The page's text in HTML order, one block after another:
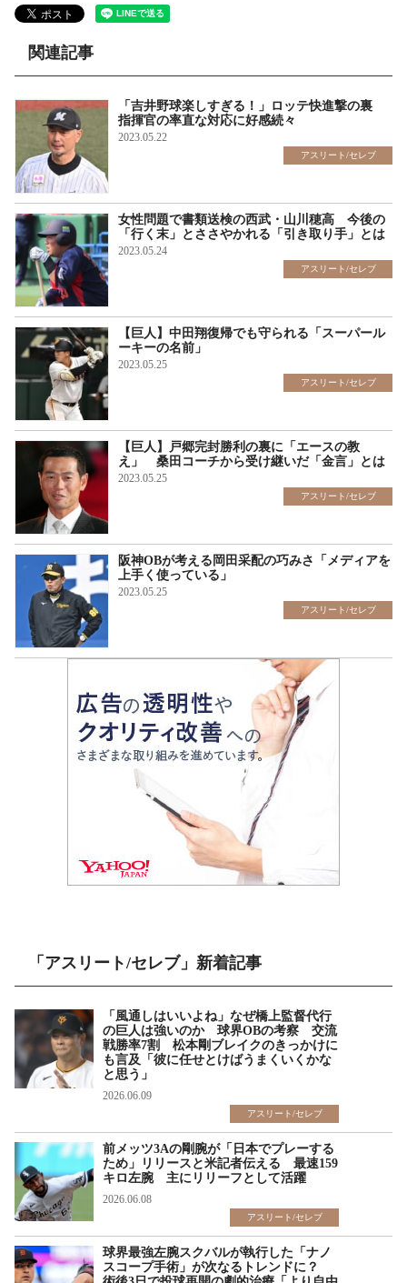
関連記事
「吉井野球楽しすぎる！」ロッテ快進撃の裏
指揮官の率直な対応に好感続々
2023.05.22
アスリート/セレブ
女性問題で書類送検の西武・山川穂高 今後の
「行く末」とささやかれる「引き取り手」とは
2023.05.24
アスリート/セレブ
【巨人】中田翔復帰でも守られる「スーパール
ーキーの名前」
2023.05.25
アスリート/セレブ
【巨人】戸郷完封勝利の裏に「エースの教
え」 桑田コーチから受け継いだ「金言」とは
2023.05.25
アスリート/セレブ
阪神OBが考える岡田采配の巧みさ「メディアを
上手く使っている」
2023.05.25
アスリート/セレブ
「アスリート/セレブ」新着記事
「風通しはいいよね」なぜ橋上監督代行
の巨人は強いのか 球界OBの考察 交流
戦勝率7割 松本剛ブレイクのきっかけに
も言及「彼に任せとけばうまくいくかな
と思う」
2026.06.09
アスリート/セレブ
前メッツ3Aの剛腕が「日本でプレーする
ため」リリースと米記者伝える 最速159
キロ左腕 主にリリーフとして活躍
2026.06.08
アスリート/セレブ
球界最強左腕スクバルが執行した「ナノ
スコープ手術」が次なるトレンドに？